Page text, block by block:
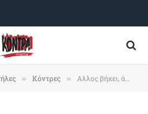
» Κόντρες » Αλλος βήχει, άλλος κρυολογεί